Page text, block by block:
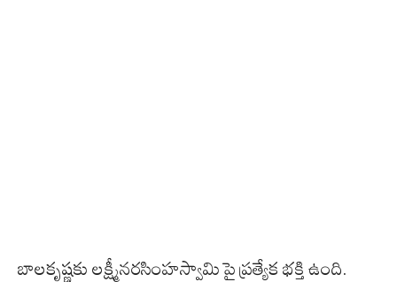
బాలకృష్ణకు లక్ష్మీనరసింహస్వామి పై ప్రత్యేక భక్తి ఉంది.